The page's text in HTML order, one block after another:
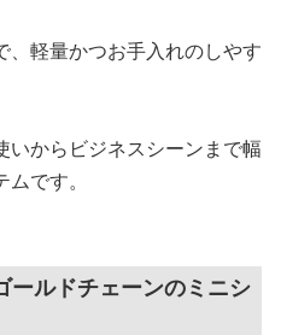
軽量かつお手入れのしやす
いからビジネスシーンまで幅
です。
ールドチェーンのミニシ